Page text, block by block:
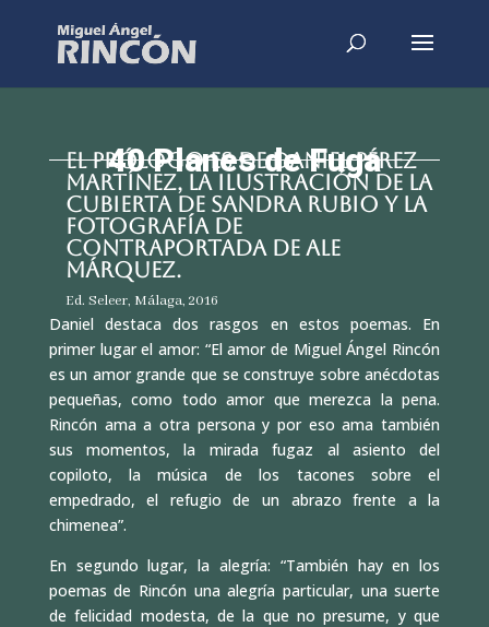
40 Planes de Fuga
EL PRÓLOGO ES DE DANIEL PÉREZ
MARTÍNEZ, LA ILUSTRACIÓN DE LA
CUBIERTA DE SANDRA RUBIO Y LA
FOTOGRAFÍA DE
CONTRAPORTADA DE ALE
MÁRQUEZ.
Ed. Seleer, Málaga, 2016
Daniel destaca dos rasgos en estos poemas. En
primer lugar el amor: “El amor de Miguel Ángel Rincón
es un amor grande que se construye sobre anécdotas
pequeñas, como todo amor que merezca la pena.
Rincón ama a otra persona y por eso ama también
sus momentos, la mirada fugaz al asiento del
copiloto, la música de los tacones sobre el
empedrado, el refugio de un abrazo frente a la
chimenea”.
En segundo lugar, la alegría: “También hay en los
poemas de Rincón una alegría particular, una suerte
de felicidad modesta, de la que no presume, y que